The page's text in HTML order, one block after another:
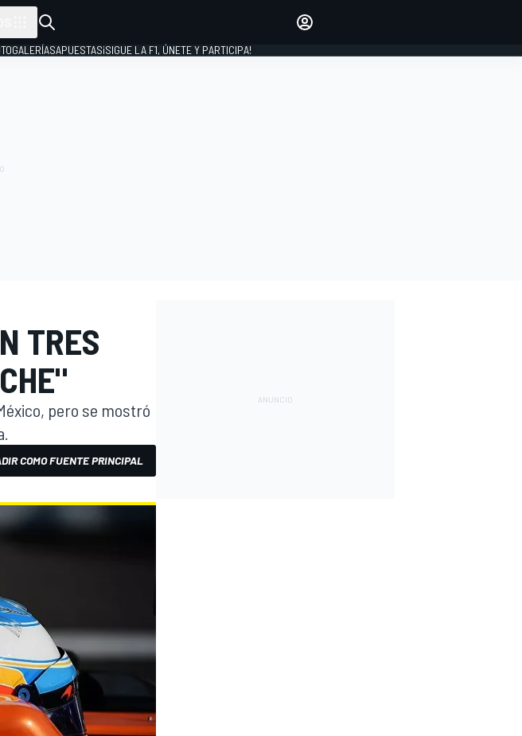
APUESTAS¡SIGUE LA F1, ÚNETE Y PARTICIPA!
TRES
pero se mostró
COMO FUENTE PRINCIPAL